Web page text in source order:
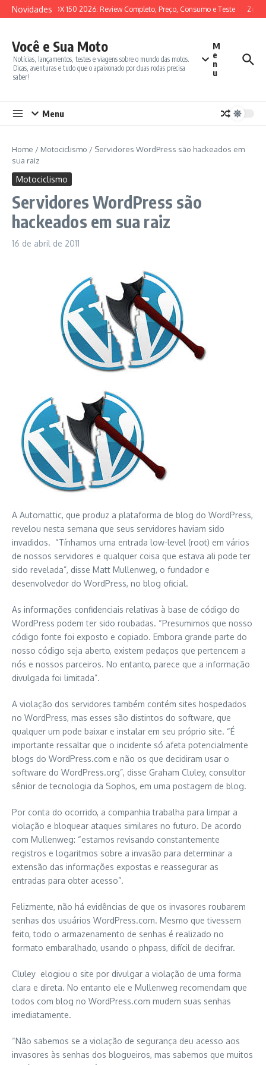
Ir para o conteúdo
NovidadesSYM ADX 150 2026: Review Completo, Preço, Consumo e Teste
Você e Sua Moto
Notícias, lançamentos, testes e viagens sobre o mundo das motos.
Dicas, aventuras e tudo que o apaixonado por duas rodas precisa
saber!
M
e
n
u
Menu
Home / Motociclismo / Servidores WordPress são hackeados em
sua raiz
Motociclismo
Servidores WordPress são
hackeados em sua raiz
16 de abril de 2011
A Automattic, que produz a plataforma de blog do WordPress,
revelou nesta semana que seus servidores haviam sido
invadidos. “Tínhamos uma entrada low-level (root) em vários
de nossos servidores e qualquer coisa que estava ali pode ter
sido revelada”, disse Matt Mullenweg, o fundador e
desenvolvedor do WordPress, no blog oficial.
As informações confidenciais relativas à base de código do
WordPress podem ter sido roubadas. “Presumimos que nosso
código fonte foi exposto e copiado. Embora grande parte do
nosso código seja aberto, existem pedaços que pertencem a
nós e nossos parceiros. No entanto, parece que a informação
divulgada foi limitada”.
A violação dos servidores também contém sites hospedados
no WordPress, mas esses são distintos do software, que
qualquer um pode baixar e instalar em seu próprio site. “É
importante ressaltar que o incidente só afeta potencialmente
blogs do WordPress.com e não os que decidiram usar o
software do WordPress.org”, disse Graham Cluley, consultor
sênior de tecnologia da Sophos, em uma postagem de blog.
Por conta do ocorrido, a companhia trabalha para limpar a
violação e bloquear ataques similares no futuro. De acordo
com Mullenweg: “estamos revisando constantemente
registros e logaritmos sobre a invasão para determinar a
extensão das informações expostas e reassegurar as
entradas para obter acesso”.
Felizmente, não há evidências de que os invasores roubarem
senhas dos usuários WordPress.com. Mesmo que tivessem
feito, todo o armazenamento de senhas é realizado no
formato embaralhado, usando o phpass, difícil de decifrar.
Cluley elogiou o site por divulgar a violação de uma forma
clara e direta. No entanto ele e Mullenweg recomendam que
todos com blog no WordPress.com mudem suas senhas
imediatamente.
“Não sabemos se a violação de segurança deu acesso aos
invasores às senhas dos blogueiros, mas sabemos que muitos